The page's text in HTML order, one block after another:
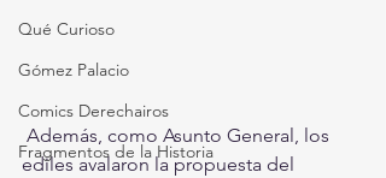
Qué Curioso
Gómez Palacio
Comics Derechairos
Fragmentos de la Historia
ediles avalaron la propuesta del